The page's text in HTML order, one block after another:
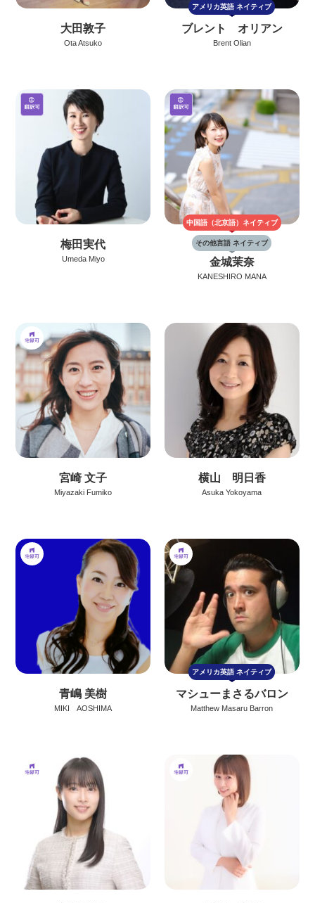
大田敦子
Ota Atsuko
アメリカ英語ネイティブ
ブレント オリアン
Brent Olian
梅田実代
Umeda Miyo
中国語（北京語） ネイティブ
その他言語 ネイティブ
金城茉奈
KANESHIRO MANA
宮崎 文子
Miyazaki Fumiko
横山 明日香
Asuka Yokoyama
青嶋 美樹
MIKI AOSHIMA
アメリカ英語ネイティブ
マシューまさるバロン
Matthew Masaru Barron